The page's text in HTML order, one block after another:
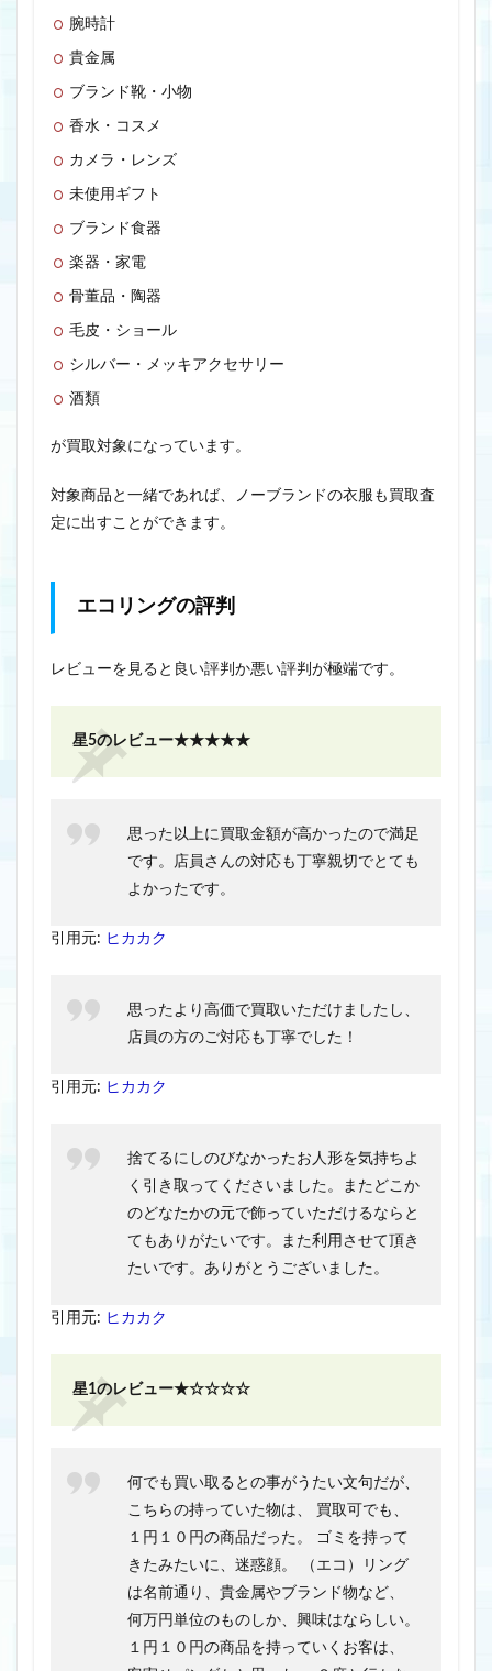
腕時計
貴金属
ブランド靴・小物
香水・コスメ
カメラ・レンズ
未使用ギフト
ブランド食器
楽器・家電
骨董品・陶器
毛皮・ショール
シルバー・メッキアクセサリー
酒類
が買取対象になっています。
対象商品と一緒であれば、ノーブランドの衣服も買取査
定に出すことができます。
エコリングの評判
レビューを見ると良い評判か悪い評判が極端です。
星5のレビュー★★★★★
思った以上に買取金額が高かったので満足
です。店員さんの対応も丁寧親切でとても
よかったです。
引用元: ヒカカク
思ったより高価で買取いただけましたし、
店員の方のご対応も丁寧でした！
引用元: ヒカカク
捨てるにしのびなかったお人形を気持ちよ
く引き取ってくださいました。またどこか
のどなたかの元で飾っていただけるならと
てもありがたいです。また利用させて頂き
たいです。ありがとうございました。
引用元: ヒカカク
星1のレビュー★☆☆☆☆
何でも買い取るとの事がうたい文句だが、
こちらの持っていた物は、 買取可でも、
１円１０円の商品だった。 ゴミを持って
きたみたいに、迷惑顔。 （エコ）リング
は名前通り、貴金属やブランド物など、
何万円単位のものしか、興味はならしい。
１円１０円の商品を持っていくお客は、